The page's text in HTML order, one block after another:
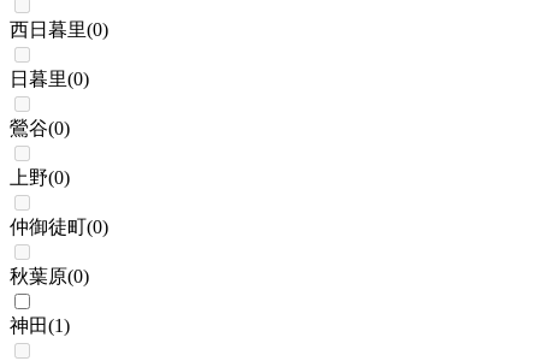
西日暮里(0)
日暮里(0)
鶯谷(0)
上野(0)
仲御徒町(0)
秋葉原(0)
神田(1)